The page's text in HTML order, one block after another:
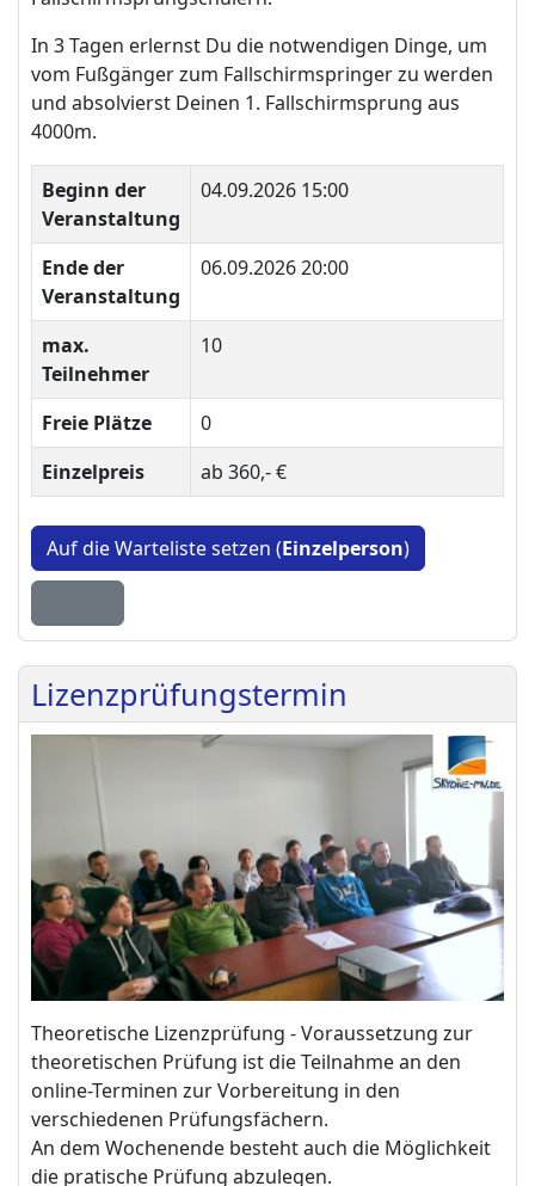
In 3 Tagen erlernst Du die notwendigen Dinge, um
vom Fußgänger zum Fallschirmspringer zu werden
und absolvierst Deinen 1. Fallschirmsprung aus
4000m.
Beginn der
Veranstaltung
04.09.2026 15:00
Ende der
Veranstaltung
06.09.2026 20:00
max.
Teilnehmer
10
Freie Plätze
0
Einzelpreis
ab 360,- €
Auf die Warteliste setzen (Einzelperson)
Lizenzprüfungstermin
Theoretische Lizenzprüfung - Voraussetzung zur
theoretischen Prüfung ist die Teilnahme an den
online-Terminen zur Vorbereitung in den
verschiedenen Prüfungsfächern.
An dem Wochenende besteht auch die Möglichkeit
die pratische Prüfung abzulegen.